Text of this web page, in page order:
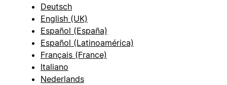
Deutsch
English (UK)
Español (España)
Español (Latinoamérica)
Français (France)
Italiano
Nederlands